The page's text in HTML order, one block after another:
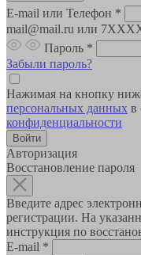
E-mail или Телефон *
mail@mail.ru или
Пароль *
Забыли пароль?
Нажимая на кнопку
персональных данных в
конфиденциальности
Авторизация
Восстановление пароля
Введите адрес
регистрации. На
инструкция по
E-mail *